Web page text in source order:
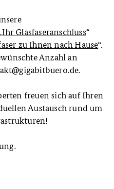
Ihr Glasfaseranschluss“
zu Ihnen nach Hause“.
Anzahl an
freuen sich auf Ihren
Austausch rund um